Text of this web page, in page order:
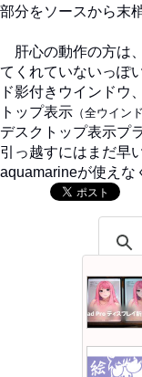
部分をソースから末
肝心の動作の方は
てくれていないっぽ
ド影付きウインドウ
トップ表示 （全ウイン
デスクトップ表示プ
引っ越すにはまだ早
aquamarineが使えな